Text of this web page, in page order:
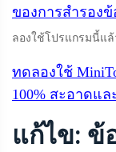
ของการสำรอง
ลองใช้โปรแกรมนี้แ
ทดลองใช้
100% สะอาดแล
แก้ไข: ข้